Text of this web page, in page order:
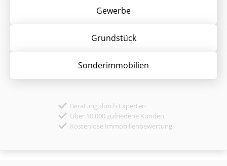
Gewerbe
Grund­stück
Sonder­immobilien
Beratung durch Experten
Über 10.000 zufriedene Kunden
Kostenlose Immobilienbewertung